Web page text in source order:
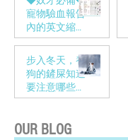
寵物驗血報告
內的英文縮寫
到底在說什麼
呢?
步入冬天，養
狗的鏟屎知道
要注意哪些方
面嗎？
OUR BLOG